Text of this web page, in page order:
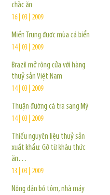
chắc ăn
16 | 03 | 2009
Miền Trung được mùa cá biển
14 | 03 | 2009
Brazil mở rộng cửa với hàng
thuỷ sản Việt Nam
14 | 03 | 2009
Thuận đường cá tra sang Mỹ
14 | 03 | 2009
Thiếu nguyên liệu thuỷ sản
xuất khẩu: Gỡ từ khâu thức
ăn…
13 | 03 | 2009
Nông dân bỏ tôm, nhà máy